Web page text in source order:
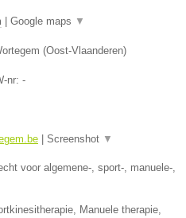
Google maps ▼
(Oost-Vlaanderen)
nr: -
Screenshot ▼
voor algemene-, sport-, manuele-,
Manuele therapie,